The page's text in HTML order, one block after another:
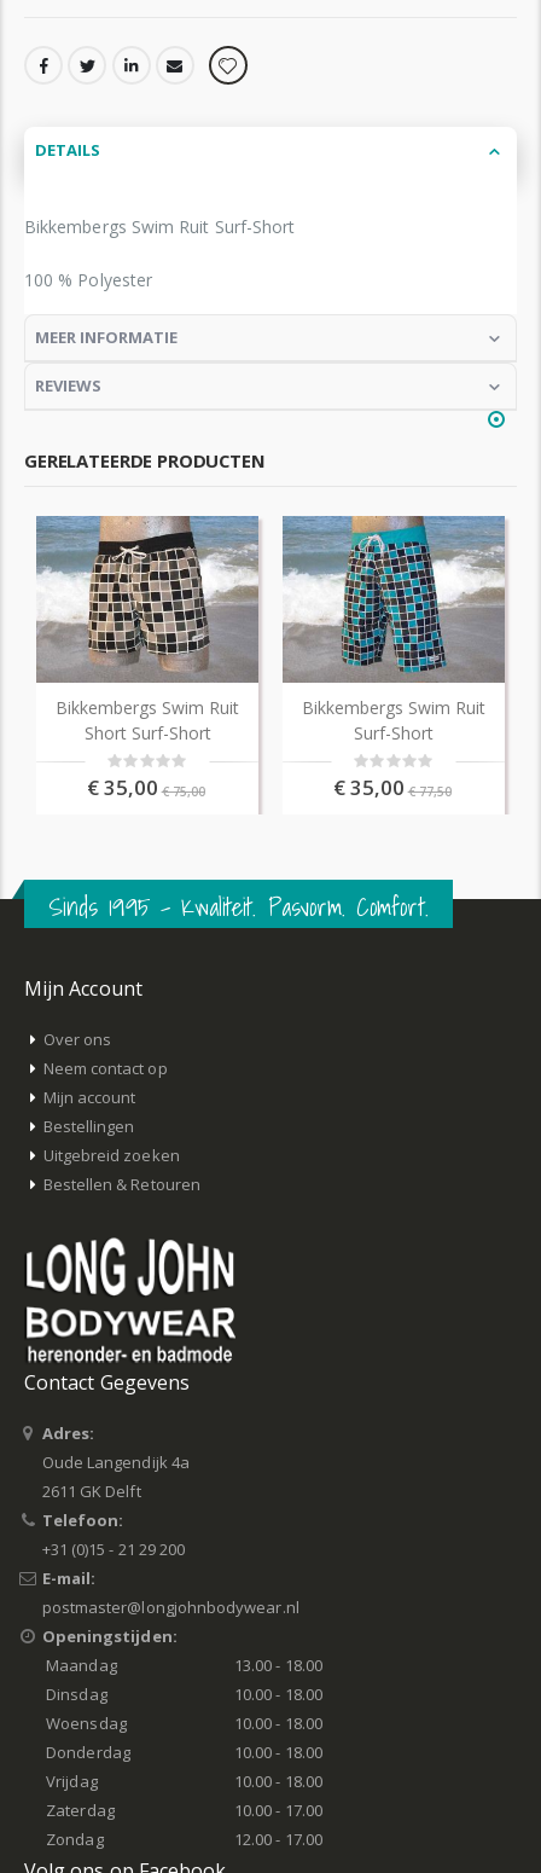
DETAILS
Bikkembergs Swim Ruit Surf-Short
100 % Polyester
MEER INFORMATIE
REVIEWS
GERELATEERDE PRODUCTEN
Bikkembergs Swim Ruit
Short Surf-Short
Rating:
0%
€ 35,00 € 75,00
Bikkembergs Swim Ruit
Surf-Short
Rating:
0%
€ 35,00 € 77,50
Sinds 1995 – Kwaliteit. Pasvorm. Comfort.
Mijn Account
Over ons
Neem contact op
Mijn account
Bestellingen
Uitgebreid zoeken
Bestellen & Retouren
Contact Gegevens
Adres:
Oude Langendijk 4a
2611 GK Delft
Telefoon:
+31 (0)15 - 21 29 200
E-mail:
postmaster@longjohnbodywear.nl
Openingstijden:
Maandag
13.00 - 18.00
Dinsdag
10.00 - 18.00
Woensdag
10.00 - 18.00
Donderdag
10.00 - 18.00
Vrijdag
10.00 - 18.00
Zaterdag
10.00 - 17.00
Zondag
12.00 - 17.00